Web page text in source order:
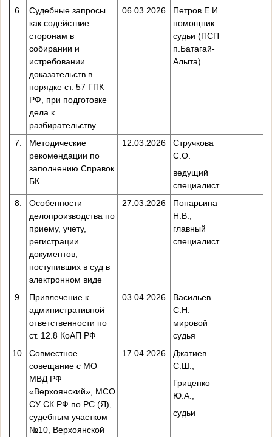
6.
Судебные запросы
как содействие
сторонам в
собирании и
истребовании
доказательств в
порядке ст. 57 ГПК
РФ, при подготовке
дела к
разбирательству
06.03.2026
Петров Е.И.
помощник
судьи (ПСП
п.Батагай-
Алыта)
7.
Методические
рекомендации по
заполнению Справок
БК
12.03.2026
Стручкова
С.О.
ведущий
специалист
8.
Особенности
делопроизводства по
приему, учету,
регистрации
документов,
поступивших в суд в
электронном виде
27.03.2026
Понарьина
Н.В.,
главный
специалист
9.
Привлечение к
административной
ответственности по
ст. 12.8 КоАП РФ
03.04.2026
Васильев
С.Н.
мировой
судья
10. Совместное
совещание с МО
МВД РФ
«Верхоянский», МСО
СУ СК РФ по РС (Я),
судебным участком
№10, Верхоянской
17.04.2026
Джатиев
С.Ш.,
Гриценко
Ю.А.,
судьи